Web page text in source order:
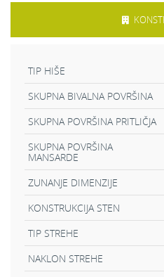
TIP HIŠE
SKUPNA BIVALNA POVRŠINA
SKUPNA POVRŠINA PRITLIČJA
SKUPNA POVRŠINA
MANSARDE
ZUNANJE DIMENZIJE
KONSTRUKCIJA STEN
TIP STREHE
NAKLON STREHE